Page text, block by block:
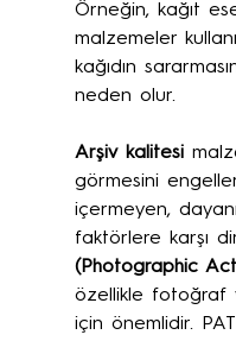
Örneğin, kağıt
malzemeler
kağıdın
neden olur.
Arşiv kalitesi
görmesini
içermeyen,
faktörlere karşı
(Photographic
özellikle fotoğraf
için önemlidir.